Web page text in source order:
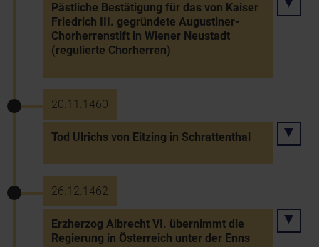
Pästliche Bestätigung für das von Kaiser
Friedrich III. gegründete Augustiner-
Chorherrenstift in Wiener Neustadt
(regulierte Chorherren)
20.11.1460
Tod Ulrichs von Eitzing in Schrattenthal
26.12.1462
Erzherzog Albrecht VI. übernimmt die
Regierung in Österreich unter der Enns